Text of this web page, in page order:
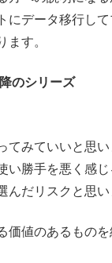
にデータ移行し
ます。
のシリーズ
てみていいと思
い勝手を悪く感
んだリスクと思い
価値のあるもの